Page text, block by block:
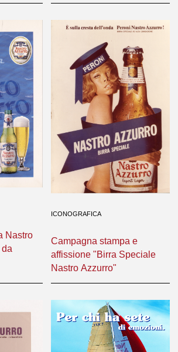
Nastro
ICONOGRAFICA
Campagna stampa e
affissione "Birra Speciale
Nastro Azzurro"